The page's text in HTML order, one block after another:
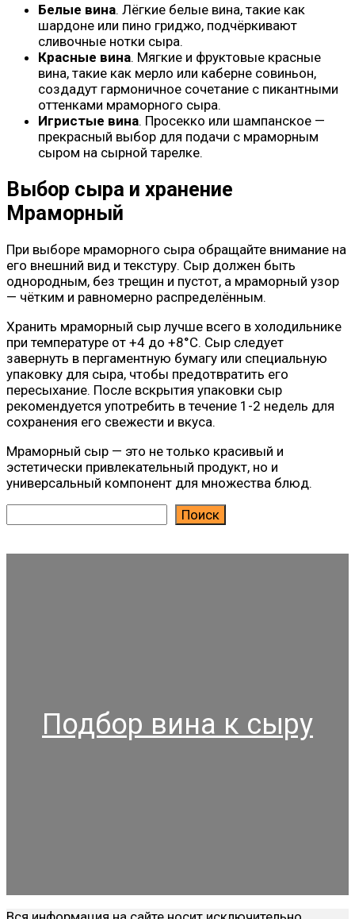
Белые вина. Лёгкие белые вина, такие как
шардоне или пино гриджо, подчёркивают
сливочные нотки сыра.
Красные вина. Мягкие и фруктовые красные
вина, такие как мерло или каберне совиньон,
создадут гармоничное сочетание с пикантными
оттенками мраморного сыра.
Игристые вина. Просекко или шампанское —
прекрасный выбор для подачи с мраморным
сыром на сырной тарелке.
Выбор сыра и хранение
Мраморный
При выборе мраморного сыра обращайте внимание на
его внешний вид и текстуру. Сыр должен быть
однородным, без трещин и пустот, а мраморный узор
— чётким и равномерно распределённым.
Хранить мраморный сыр лучше всего в холодильнике
при температуре от +4 до +8°C. Сыр следует
завернуть в пергаментную бумагу или специальную
упаковку для сыра, чтобы предотвратить его
пересыхание. После вскрытия упаковки сыр
рекомендуется употребить в течение 1-2 недель для
сохранения его свежести и вкуса.
Мраморный сыр — это не только красивый и
эстетически привлекательный продукт, но и
универсальный компонент для множества блюд.
Поиск
Подбор вина к сыру